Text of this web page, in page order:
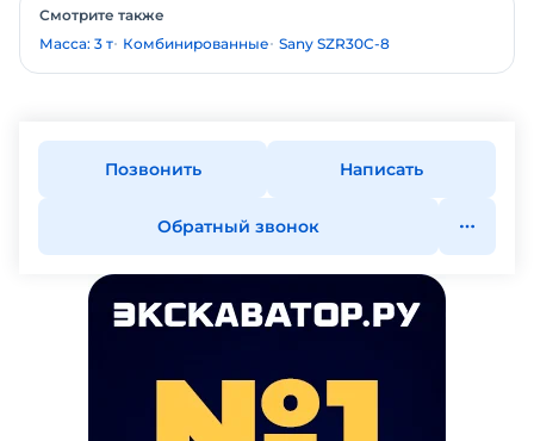
Смотрите также
Масса: 3 т Комбинированные Sany SZR30C-8
Позвонить Написать
Обратный звонок